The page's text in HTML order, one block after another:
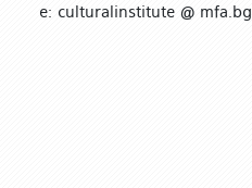
е: culturalinstitute @ mfa.bg